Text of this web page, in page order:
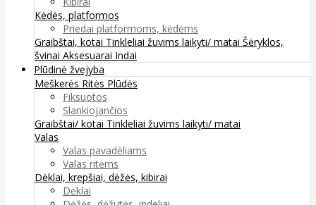
Kėdės, platformos
Priedai platformoms, kėdėms
Graibštai, kotai Tinkleliai žuvims laikyti/ matai Šėryklos,
švinai Aksesuarai Indai
Plūdinė žvejyba
Meškerės Ritės Plūdės
Fiksuotos
Slankiojančios
Graibštai/ kotai Tinkleliai žuvims laikyti/ matai
Valas
Valas pavadėliams
Valas ritėms
Dėklai, krepšiai, dėžės, kibirai
Dėklai